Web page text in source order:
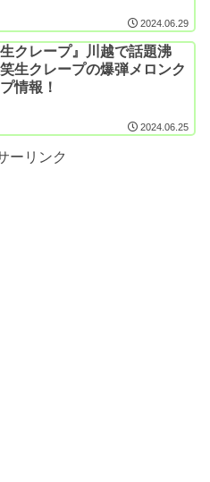
2024.06.29
生クレープ』川越で話題沸
生クレープの爆弾メロンク
情報！
2024.06.25
ーリンク